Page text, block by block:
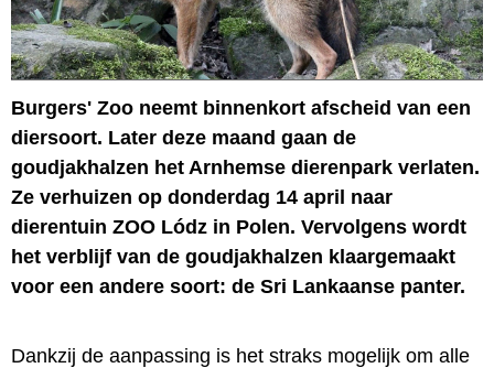
Burgers' Zoo neemt binnenkort afscheid van een
diersoort. Later deze maand gaan de
goudjakhalzen het Arnhemse dierenpark verlaten.
Ze verhuizen op donderdag 14 april naar
dierentuin ZOO Lódz in Polen. Vervolgens wordt
het verblijf van de goudjakhalzen klaargemaakt
voor een andere soort: de Sri Lankaanse panter.
Dankzij de aanpassing is het straks mogelijk om alle